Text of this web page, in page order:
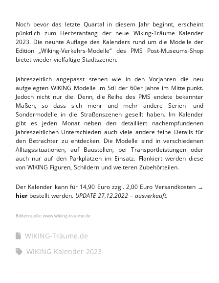
Noch bevor das letzte Quartal in diesem Jahr beginnt, erscheint
pünktlich zum Herbstanfang der neue Wiking-Träume Kalender
2023. Die neunte Auflage des Kalenders rund um die Modelle der
Edition „Wiking-Verkehrs-Modelle“ des PMS Post-Museums-Shop
bietet wieder vielfältige Stadtszenen.
Jahreszeitlich angepasst stehen wie in den Vorjahren die neu
aufgelegten WIKING Modelle im Stil der 60er Jahre im Mittelpunkt.
Jedoch nicht nur die. Denn, die Reihe des PMS endete bekannter
Maßen, so dass sich mehr und mehr andere Serien- und
Sondermodelle in die Straßenszenen gesellt haben. Im Kalender
gibt es jeden Monat neben den detailliert nachempfundenen
jahreszeitlichen Unterschieden auch viele andere feine Details für
den Betrachter zu entdecken. Die Modelle sind in verschiedenen
Alltagssituationen, auf Baustellen, bei Transportleistungen oder
auch nur auf den Parkplätzen im Einsatz. Flankiert werden diese
von WIKING Figuren, Schildern und weiteren Zubehörteilen.
Der Kalender kann für 14,90 Euro zzgl. 2,00 Euro Versandkosten →
hierbestellt werden. UPDATE 27.12.2022 – ausverkauft.
Bilderquelle: www.wiking-träume.de
WIKING-Träume.de
WIKING Kalender 2023